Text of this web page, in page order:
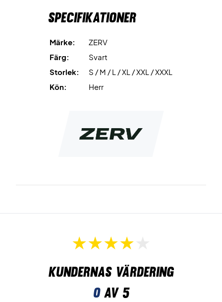
Specifikationer
Märke:
ZERV
Färg:
Svart
Storlek:
S / M / L / XL / XXL / XXXL
Kön:
Herr
Kundernas värdering
0av 5